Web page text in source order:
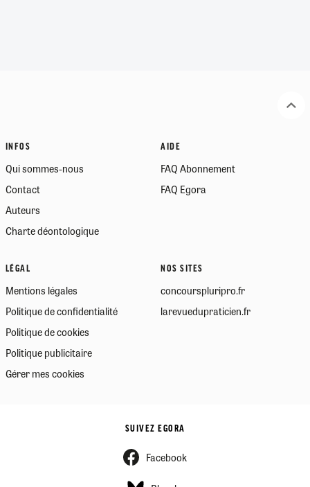
INFOS
Qui sommes-nous
Contact
Auteurs
Charte déontologique
AIDE
FAQ Abonnement
FAQ Egora
LÉGAL
Mentions légales
Politique de confidentialité
Politique de cookies
Politique publicitaire
Gérer mes cookies
NOS SITES
concourspluripro.fr
larevuedupraticien.fr
SUIVEZ EGORA
Facebook